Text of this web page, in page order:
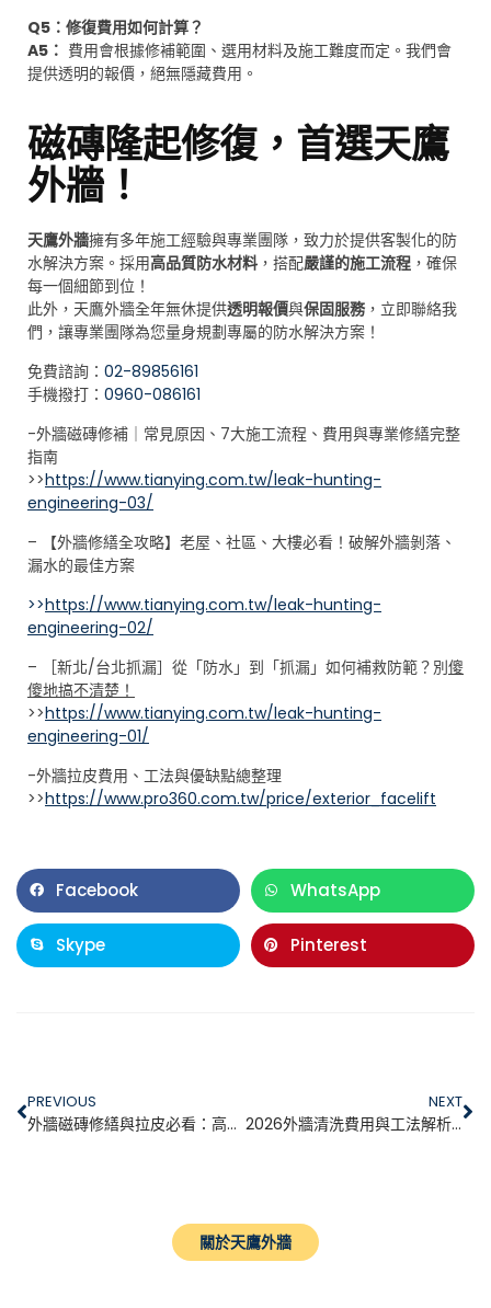
Q5：修復費用如何計算？
A5： 費用會根據修補範圍、選用材料及施工難度而定。我們會
提供透明的報價，絕無隱藏費用。
磁磚隆起修復，首選天鷹
外牆！
天鷹外牆擁有多年施工經驗與專業團隊，致力於提供客製化的防
水解決方案。採用高品質防水材料 ，搭配嚴謹的施工流程 ，確保
每一個細節到位！
此外，天鷹外牆全年無休提供透明報價與保固服務 ， 立即聯絡我
們，讓專業團隊為您量身規劃專屬的防水解決方案！
免費諮詢： 02-89856161
手機撥打： 0960-086161
-外牆磁磚修補｜常見原因、7大施工流程、費用與專業修繕完整
指南
>>https://www.tianying.com.tw/leak-hunting-
engineering-03/
– 【外牆修繕全攻略】老屋、社區、大樓必看！破解外牆剝落、
漏水的最佳方案
>>https://www.tianying.com.tw/leak-hunting-
engineering-02/
– ［新北/台北抓漏］從「防水」到「抓漏」如何補救防範？別傻
傻地搞不清楚！
>>https://www.tianying.com.tw/leak-hunting-
engineering-01/
-外牆拉皮費用、工法與優缺點總整理
>>https://www.pro360.com.tw/price/exterior_facelift
Facebook WhatsApp
Skype Pinterest
PREVIOUS
外牆磁磚修繕與拉皮必看：高空磁磚巡檢脫落修補、費用行情與免鷹架工法
NEXT
2026外牆清洗費用與工法解析：蜘蛛人高空清洗、大樓外牆清潔維護
關於天鷹外牆